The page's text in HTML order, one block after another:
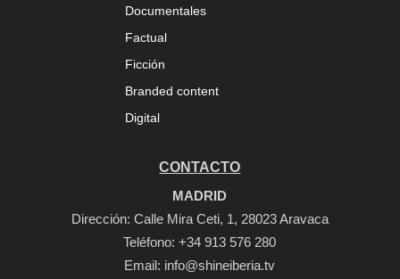
Documentales
Factual
Ficción
Branded content
Digital
CONTACTO
MADRID
Dirección: Calle Mira Ceti, 1, 28023 Aravaca
Teléfono:+34 913 576 280
Email: info@shineiberia.tv